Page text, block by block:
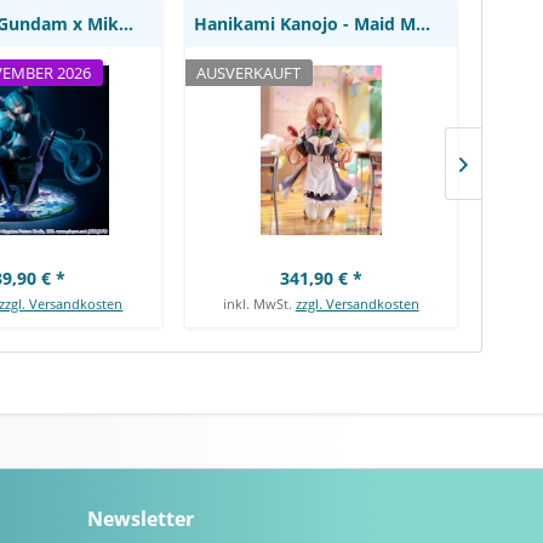
2026
Mobile Suit Gundam x Miku OO Gundam - Miku...
€ *
zzgl. Versandkosten
AUSVERKAUFT
Hanikami Kanojo - Maid Maison Hanikami Kanojo...
341,90 € *
inkl. MwSt. zzgl. Versandkosten
Newsletter